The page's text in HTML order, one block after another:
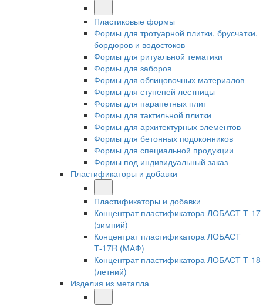
Пластиковые формы
Формы для тротуарной плитки, брусчатки,
бордюров и водостоков
Формы для ритуальной тематики
Формы для заборов
Формы для облицовочных материалов
Формы для ступеней лестницы
Формы для парапетных плит
Формы для тактильной плитки
Формы для архитектурных элементов
Формы для бетонных подоконников
Формы для специальной продукции
Формы под индивидуальный заказ
Пластификаторы и добавки
Пластификаторы и добавки
Концентрат пластификатора ЛОБАСТ Т-17
(зимний)
Концентрат пластификатора ЛОБАСТ
Т-17R (МАФ)
Концентрат пластификатора ЛОБАСТ Т-18
(летний)
Изделия из металла